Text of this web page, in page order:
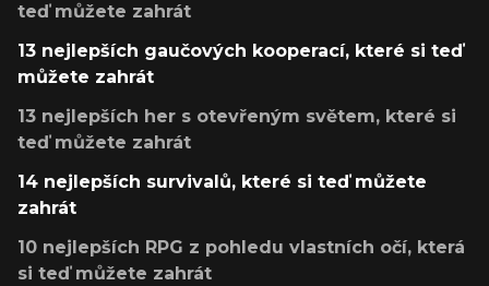
teď můžete zahrát
13 nejlepších gaučových kooperací, které si teď
můžete zahrát
13 nejlepších her s otevřeným světem, které si
teď můžete zahrát
14 nejlepších survivalů, které si teď můžete
zahrát
10 nejlepších RPG z pohledu vlastních očí, která
si teď můžete zahrát